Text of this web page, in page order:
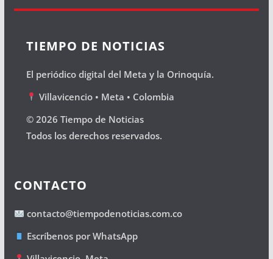
TIEMPO DE NOTICIAS
El periódico digital del Meta y la Orinoquía.
Villavicencio • Meta • Colombia
© 2026 Tiempo de Noticias
Todos los derechos reservados.
CONTACTO
contacto@tiempodenoticias.com.co
Escríbenos por WhatsApp